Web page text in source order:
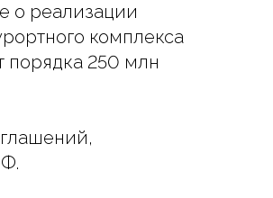
о реализации
комплекса
порядка 250 млн